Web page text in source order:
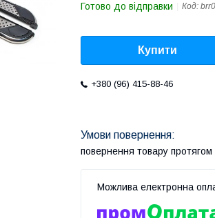
Готово до відправки Код:
Купити
+380 (96) 415-88-46
повернення товару протягом